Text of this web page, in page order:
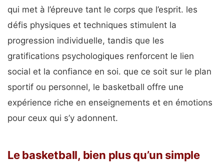
qui met à l’épreuve tant le corps que l’esprit. les
défis physiques et techniques stimulent la
progression individuelle, tandis que les
gratifications psychologiques renforcent le lien
social et la confiance en soi. que ce soit sur le plan
sportif ou personnel, le basketball offre une
expérience riche en enseignements et en émotions
pour ceux qui s’y adonnent.
Le basketball, bien plus qu’un simple